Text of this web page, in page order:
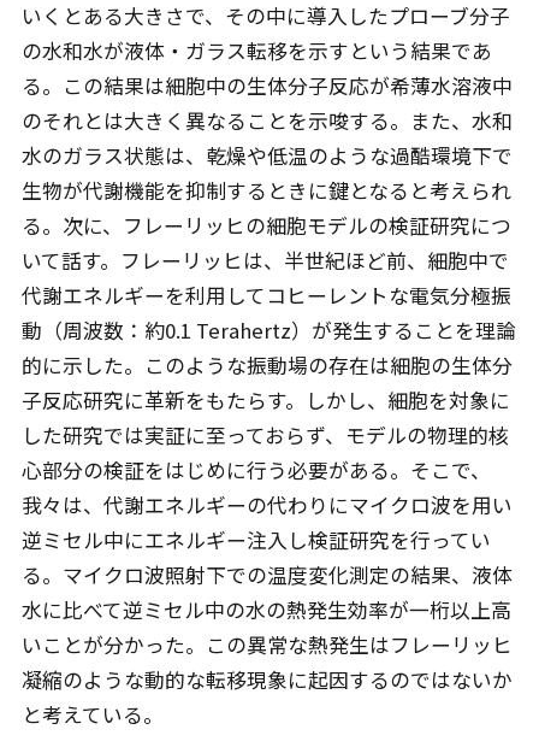
いくとある大きさで、その中に導入したプローブ分子
の水和水が液体・ガラス転移を示すという結果であ
る。この結果は細胞中の生体分子反応が希薄水溶液中
のそれとは大きく異なることを示唆する。また、水和
水のガラス状態は、乾燥や低温のような過酷環境下で
生物が代謝機能を抑制するときに鍵となると考えられ
る。次に、フレーリッヒの細胞モデルの検証研究につ
いて話す。フレーリッヒは、半世紀ほど前、細胞中で
代謝エネルギーを利用してコヒーレントな電気分極振
動（周波数：約0.1 Terahertz）が発生することを理論
的に示した。このような振動場の存在は細胞の生体分
子反応研究に革新をもたらす。しかし、細胞を対象に
した研究では実証に至っておらず、モデルの物理的核
心部分の検証をはじめに行う必要がある。そこで、
我々は、代謝エネルギーの代わりにマイクロ波を用い
逆ミセル中にエネルギー注入し検証研究を行ってい
る。マイクロ波照射下での温度変化測定の結果、液体
水に比べて逆ミセル中の水の熱発生効率が一桁以上高
いことが分かった。この異常な熱発生はフレーリッヒ
凝縮のような動的な転移現象に起因するのではないか
と考えている。